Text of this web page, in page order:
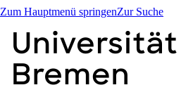
Zum Hauptmenü springenZur Suche